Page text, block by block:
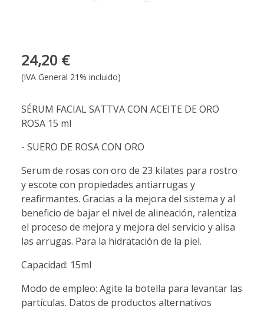
24,20 €
(IVA General 21% incluido)
SÉRUM FACIAL SATTVA CON ACEITE DE ORO
ROSA 15 ml
- SUERO DE ROSA CON ORO
Serum de rosas con oro de 23 kilates para rostro
y escote con propiedades antiarrugas y
reafirmantes. Gracias a la mejora del sistema y al
beneficio de bajar el nivel de alineación, ralentiza
el proceso de mejora y mejora del servicio y alisa
las arrugas. Para la hidratación de la piel.
Capacidad: 15ml
Modo de empleo: Agite la botella para levantar las
partículas. Datos de productos alternativos